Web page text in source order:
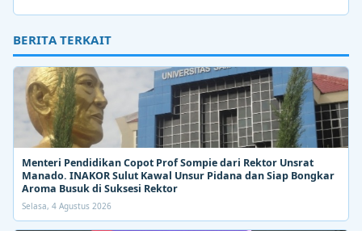
BERITA TERKAIT
Menteri Pendidikan Copot Prof Sompie dari Rektor Unsrat
Manado. INAKOR Sulut Kawal Unsur Pidana dan Siap Bongkar
Aroma Busuk di Suksesi Rektor
Selasa, 4 Agustus 2026